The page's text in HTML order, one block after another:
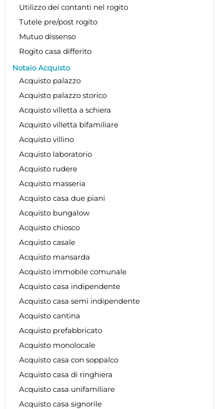
Utilizzo dei contanti nel rogito
Tutele pre/post rogito
Mutuo dissenso
Rogito casa differito
Notaio Acquisto
Acquisto palazzo
Acquisto palazzo storico
Acquisto villetta a schiera
Acquisto villetta bifamiliare
Acquisto villino
Acquisto laboratorio
Acquisto rudere
Acquisto masseria
Acquisto casa due piani
Acquisto bungalow
Acquisto chiosco
Acquisto casale
Acquisto mansarda
Acquisto immobile comunale
Acquisto casa indipendente
Acquisto casa semi indipendente
Acquisto cantina
Acquisto prefabbricato
Acquisto monolocale
Acquisto casa con soppalco
Acquisto casa di ringhiera
Acquisto casa unifamiliare
Acquisto casa signorile